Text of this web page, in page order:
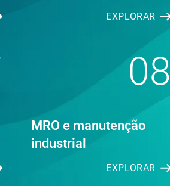
EXPLORAR
08
MRO e manutenção
industrial
EXPLORAR